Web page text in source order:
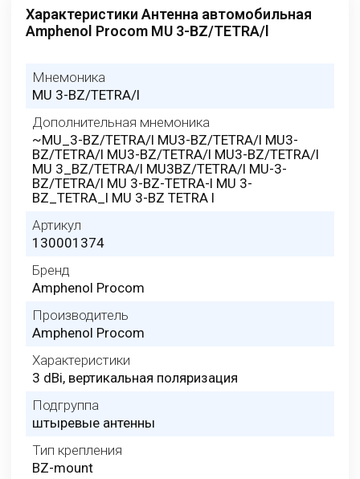
Характеристики Антенна автомобильная
Amphenol Procom MU 3-BZ/TETRA/l
Мнемоника
MU 3-BZ/TETRA/l
Дополнительная мнемоника
~MU_3-BZ/TETRA/l MU3-BZ/TETRA/l MU3-
BZ/TETRA/l MU3-BZ/TETRA/l MU3-BZ/TETRA/l
MU 3_BZ/TETRA/l MU3BZ/TETRA/l MU-3-
BZ/TETRA/l MU 3-BZ-TETRA-l MU 3-
BZ_TETRA_l MU 3-BZ TETRA l
Артикул
130001374
Бренд
Amphenol Procom
Производитель
Amphenol Procom
Характеристики
3 dBi, вертикальная поляризация
Подгруппа
штыревые антенны
Тип крепления
BZ-mount